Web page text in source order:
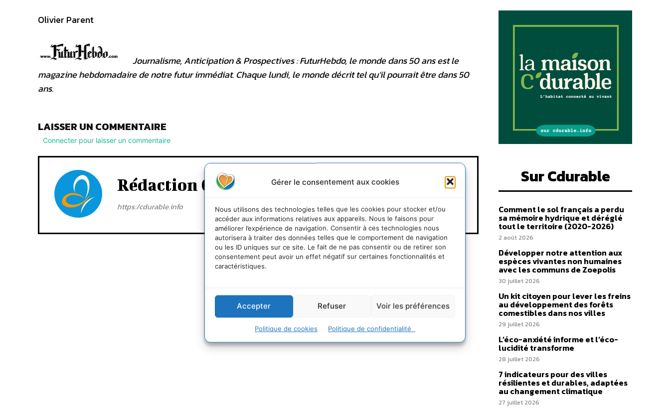
Gérer le consentement aux cookies
Nous utilisons des technologies telles que les cookies pour stocker et/ou
accéder aux informations relatives aux appareils. Nous le faisons pour
améliorer l’expérience de navigation. Consentir à ces technologies nous
autorisera à traiter des données telles que le comportement de navigation
ou les ID uniques sur ce site. Le fait de ne pas consentir ou de retirer son
consentement peut avoir un effet négatif sur certaines fonctionnalités et
caractéristiques.
Accepter Refuser Voir les préférences
Politique de cookies Politique de confidentialité
Olivier Parent
Journalisme, Anticipation & Prospectives : FuturHebdo, le monde dans 50 ans est le
magazine hebdomadaire de notre futur immédiat. Chaque lundi, le monde décrit tel qu’il pourrait être dans 50
ans.
LAISSER UN COMMENTAIRE
Connecter pour laisser un commentaire
Rédaction Cdurable
https:/cdurable.info
Sur Cdurable
Comment le sol français a perdu
sa mémoire hydrique et déréglé
tout le territoire (2020-2026)
2 août 2026
Développer notre attention aux
espèces vivantes non humaines
avec les communs de Zoepolis
30 juillet 2026
Un kit citoyen pour lever les freins
au développement des forêts
comestibles dans nos villes
29 juillet 2026
L’éco-anxiété informe et l’éco-
lucidité transforme
28 juillet 2026
7 indicateurs pour des villes
résilientes et durables, adaptées
au changement climatique
27 juillet 2026